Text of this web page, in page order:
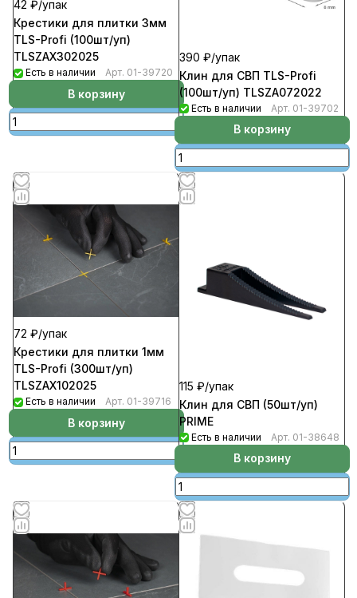
42 ₽/упак
Крестики для плитки 3мм
TLS-Profi (100шт/уп)
TLSZAX302025
Есть в наличии Арт. 01-39720
В корзину
390 ₽/упак
Клин для СВП TLS-Profi
(100шт/уп) TLSZA072022
Есть в наличии Арт. 01-39702
В корзину
72 ₽/упак
Крестики для плитки 1мм
TLS-Profi (300шт/уп)
TLSZAX102025
Есть в наличии Арт. 01-39716
В корзину
115 ₽/упак
Клин для СВП (50шт/уп)
PRIME
Есть в наличии Арт. 01-38648
В корзину